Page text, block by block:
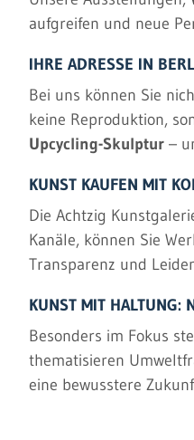
aufgreifen und neue
IHRE ADRESSE IN
Bei uns können Sie
keine Reproduktion,
Upcycling-Skulptur –
KUNST KAUFEN MIT
Die Achtzig
Kanäle, können Sie
Transparenz und
KUNST MIT HALTUNG:
Besonders im Fokus
thematisieren
eine bewusstere